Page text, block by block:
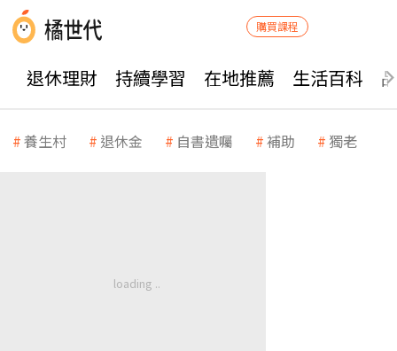
購買課程
退休理財 持續學習 在地推薦 生活百科
養生村 退休金 自書遺囑 補助 獨老